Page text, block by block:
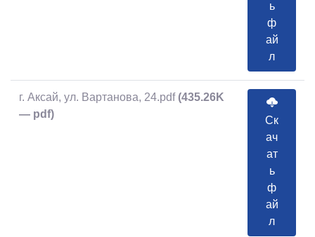
ь
ф
ай
л
г. Аксай, ул. Вартанова, 24.pdf (435.26K
— pdf)
Ск
ач
ат
ь
ф
ай
л